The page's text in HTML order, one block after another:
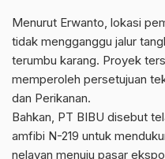
Menurut Erwanto, lokasi
tidak mengganggu jalur
terumbu karang. Proyek
memperoleh persetujuan
dan Perikanan.
Bahkan, PT BIBU disebut
amfibi N-219 untuk
nelayan menuju pasar